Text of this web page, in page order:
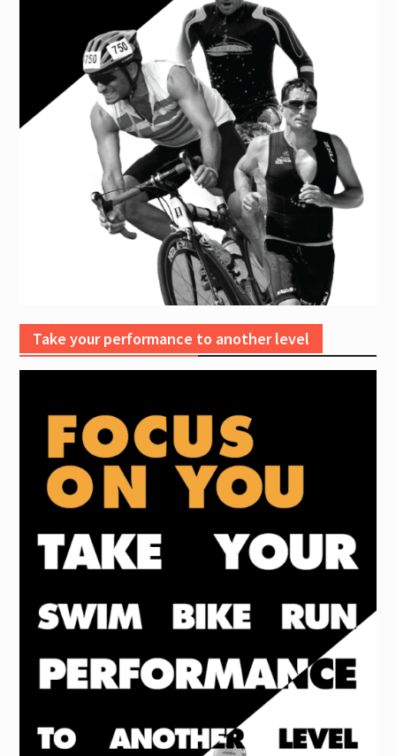
Take your performance to another level